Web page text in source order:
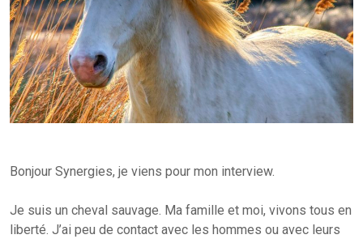
Bonjour Synergies, je viens pour mon interview.
Je suis un cheval sauvage. Ma famille et moi, vivons tous en
liberté. J’ai peu de contact avec les hommes ou avec leurs